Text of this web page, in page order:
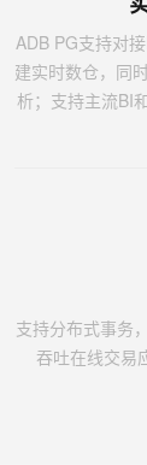
ADB PG支持对
建实时数仓，同
析；支持主流BI
支持分布式事务
吞吐在线交易